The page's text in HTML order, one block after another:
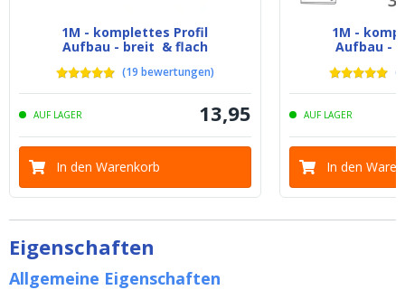
1M - komplettes Profil
Aufbau - breit & flach
(19 bewertungen)
AUF LAGER 13,95
In den Warenkorb
1M -
Aufbau -
(
AUF LAGER
In den
Eigenschaften
Allgemeine Eigenschaften